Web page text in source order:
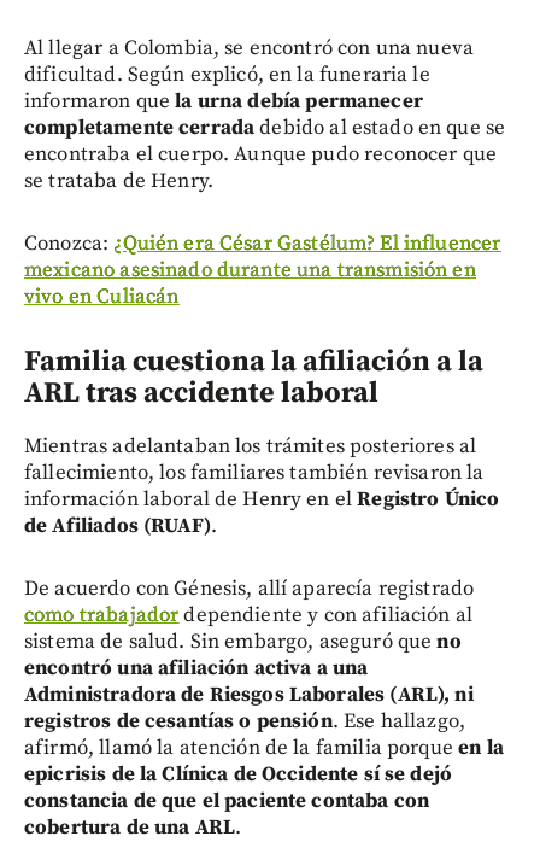
Al llegar a Colombia, se encontró con una nueva
dificultad. Según explicó, en la funeraria le
informaron quela urna debía permanecer
completamente cerradadebido al estado en que se
encontraba el cuerpo. Aunque pudo reconocer que
se trataba de Henry.
Conozca: ¿Quién era César Gastélum? El influencer
mexicano asesinado durante una transmisión en
vivo en Culiacán
Familia cuestiona la afiliación a la
ARL tras accidente laboral
Mientras adelantaban los trámites posteriores al
fallecimiento, los familiares también revisaron la
información laboral de Henry en elRegistro Único
de Afiliados (RUAF).
De acuerdo con Génesis, allí aparecía registrado
como trabajadordependiente y con afiliación al
sistema de salud. Sin embargo, aseguró queno
encontró una afiliación activa a una
Administradora de Riesgos Laborales (ARL), ni
registros de cesantías o pensión. Ese hallazgo,
afirmó, llamó la atención de la familia porqueen la
epicrisis de la Clínica de Occidente sí se dejó
constancia de que el paciente contaba con
cobertura de una ARL.